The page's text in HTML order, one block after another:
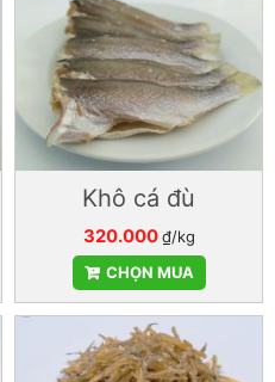
Khô cá đù
320.000 ₫/kg
CHỌN MUA